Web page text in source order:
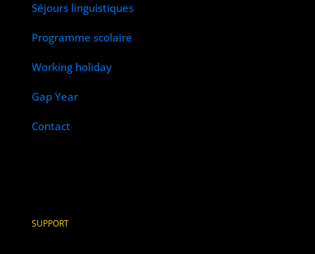
Séjours linguistiques
Programme scolaire
Working holiday
Gap Year
Contact
SUPPORT